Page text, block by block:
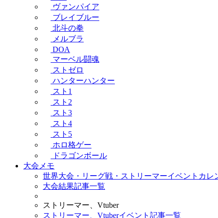
ヴァンパイア
ブレイブルー
北斗の拳
メルブラ
DOA
マーベル闘魂
ストゼロ
ハンターハンター
スト1
スト2
スト3
スト4
スト5
ホロ格ゲー
ドラゴンボール
大会メモ
世界大会・リーグ戦・ストリーマーイベントカレ
大会結果記事一覧
ストリーマー、Vtuber
ストリーマー、Vtuberイベント記事一覧